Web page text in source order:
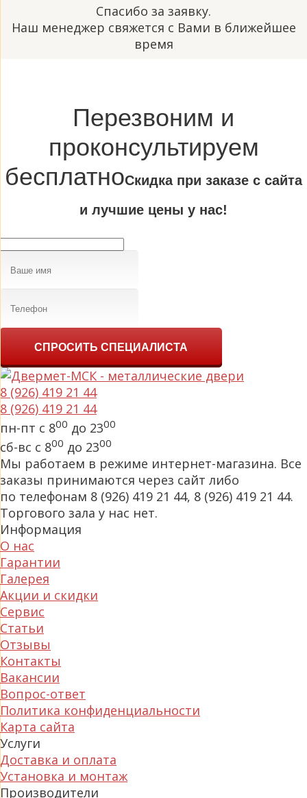
Спасибо за заявку.
Наш менеджер свяжется с Вами в ближейшее
время
Перезвоним и
проконсультируем
бесплатноCкидка при заказе с сайта
и лучшие цены у нас!
СПРОСИТЬ СПЕЦИАЛИСТА
8 (926) 419 21 44
8 (926) 419 21 44
пн-пт с 800 до 2300
сб-вс с 800 до 2300
Мы работаем в режиме интернет-магазина. Все
заказы принимаются через сайт либо
по телефонам 8 (926) 419 21 44, 8 (926) 419 21 44.
Торгового зала у нас нет.
Информация
О нас
Гарантии
Галерея
Акции и скидки
Сервис
Статьи
Отзывы
Контакты
Вакансии
Вопрос-ответ
Политика конфиденциальности
Карта сайта
Услуги
Доставка и оплата
Установка и монтаж
Производители